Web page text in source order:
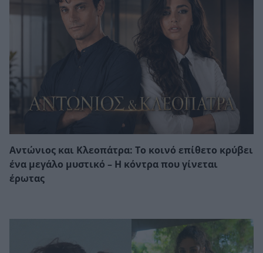
Αντώνιος και Κλεοπάτρα: Το κοινό επίθετο κρύβει
ένα μεγάλο μυστικό – Η κόντρα που γίνεται
έρωτας